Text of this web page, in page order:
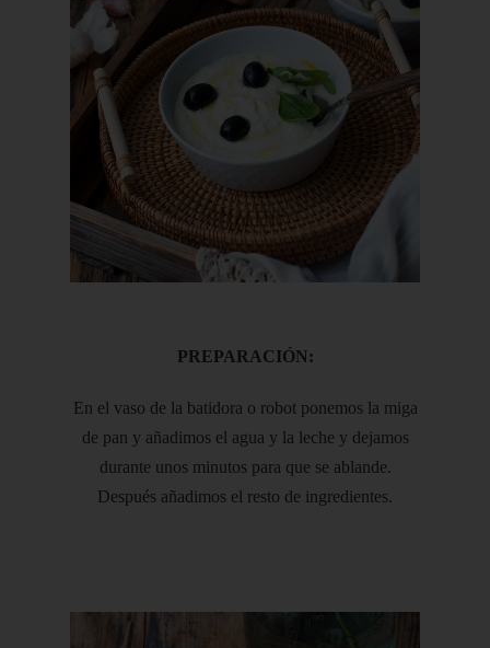
PREPARACIÓN:
En el vaso de la batidora o robot ponemos la miga
de pan y añadimos el agua y la leche y dejamos
durante unos minutos para que se ablande.
Después añadimos el resto de ingredientes.